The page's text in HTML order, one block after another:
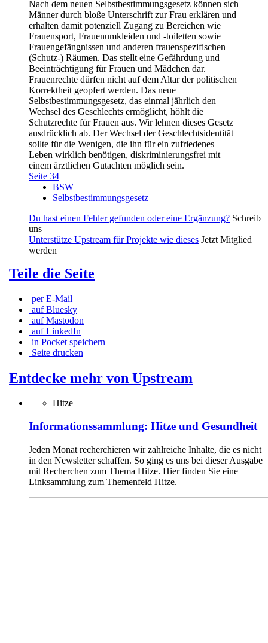
Nach dem neuen Selbstbestimmungsgesetz können sich
Männer durch bloße Unterschrift zur Frau erklären und
erhalten damit potenziell Zugang zu Bereichen wie
Frauensport, Frauenumkleiden und -toiletten sowie
Frauengefängnissen und anderen frauenspezifischen
(Schutz-) Räumen. Das stellt eine Gefährdung und
Beeinträchtigung für Frauen und Mädchen dar.
Frauenrechte dürfen nicht auf dem Altar der politischen
Korrektheit geopfert werden. Das neue
Selbstbestimmungsgesetz, das einmal jährlich den
Wechsel des Geschlechts ermöglicht, höhlt die
Schutzrechte für Frauen aus. Wir lehnen dieses Gesetz
ausdrücklich ab. Der Wechsel der Geschlechtsidentität
sollte für die Wenigen, die ihn für ein zufriedenes
Leben wirklich benötigen, diskriminierungsfrei mit
einem ärztlichen Gutachten möglich sein.
Seite 34
BSW
Selbstbestimmungsgesetz
Du hast einen Fehler gefunden oder eine Ergänzung? Schreib
uns
Unterstütze Upstream für Projekte wie dieses Jetzt Mitglied
werden
Teile die Seite
per E-Mail
auf Bluesky
auf Mastodon
auf LinkedIn
in Pocket speichern
Seite drucken
Entdecke mehr von Upstream
Hitze
Informationssammlung: Hitze und Gesundheit
Jeden Monat recherchieren wir zahlreiche Inhalte, die es nicht
in den Newsletter schaffen. So ging es uns bei dieser Ausgabe
mit Recherchen zum Thema Hitze. Hier finden Sie eine
Linksammlung zum Themenfeld Hitze.